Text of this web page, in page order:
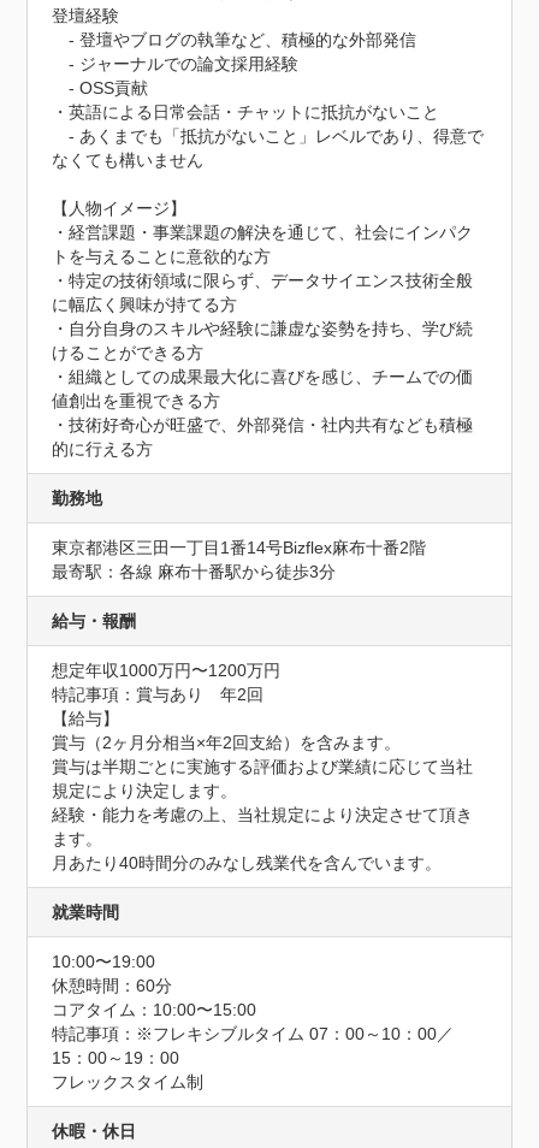
登壇経験
- 登壇やブログの執筆など、積極的な外部発信
- ジャーナルでの論文採用経験
- OSS貢献
・英語による日常会話・チャットに抵抗がないこと
- あくまでも「抵抗がないこと」レベルであり、得意で
なくても構いません
【人物イメージ】
・経営課題・事業課題の解決を通じて、社会にインパク
トを与えることに意欲的な方
・特定の技術領域に限らず、データサイエンス技術全般
に幅広く興味が持てる方
・自分自身のスキルや経験に謙虚な姿勢を持ち、学び続
けることができる方
・組織としての成果最大化に喜びを感じ、チームでの価
値創出を重視できる方
・技術好奇心が旺盛で、外部発信・社内共有なども積極
的に行える方
勤務地
東京都港区三田一丁目1番14号Bizflex麻布十番2階
最寄駅：各線 麻布十番駅から徒歩3分
給与・報酬
想定年収1000万円〜1200万円
特記事項：賞与あり　年2回
【給与】
賞与（2ヶ月分相当×年2回支給）を含みます。
賞与は半期ごとに実施する評価および業績に応じて当社
規定により決定します。
経験・能力を考慮の上、当社規定により決定させて頂き
ます。
月あたり40時間分のみなし残業代を含んでいます。
就業時間
10:00〜19:00
休憩時間：60分
コアタイム：10:00〜15:00
特記事項：※フレキシブルタイム 07：00～10：00／
15：00～19：00
フレックスタイム制
休暇・休日